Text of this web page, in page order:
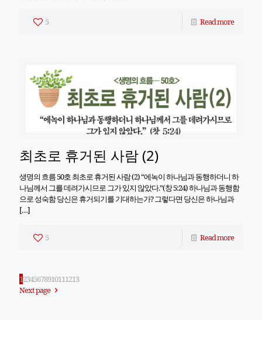
5 Read more
최초로 휴거된 사람 (2)
생명의 흐름 50호 최초로 휴거된 사람 (2) “에녹이 하나님과 동행하더니 하
나님께서 그를 데려가시므로 그가 있지 않았다.”(창 5:24) 하나님과 동행함
으로 성숙함 당신은 휴거되기를 기대하는가? 그렇다면 당신은 하나님과
[…]
5 Read more
12345678910111213
Next page